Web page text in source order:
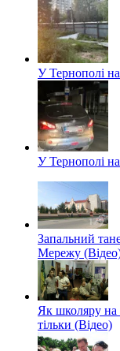
У Тернополі
У Тернополі
Запальний
Мережу
Як школяру на
тільки (Відео)